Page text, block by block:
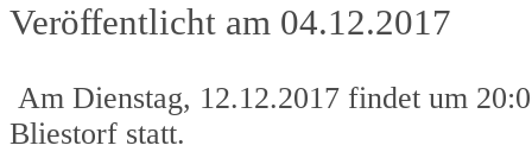
Veröffentlicht am 04.12.2017
Am Dienstag, 12.12.2017 findet um
Bliestorf statt.